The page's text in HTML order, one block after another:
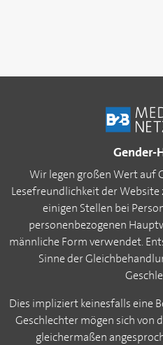
Gender-
Wir legen großen Wert auf
Lesefreundlichkeit der
einigen Stellen bei
personenbezogenen
männliche Form verwendet.
Sinne der
Dies impliziert keinesfalls eine
Geschlechter mögen sich von
gleichermaßen